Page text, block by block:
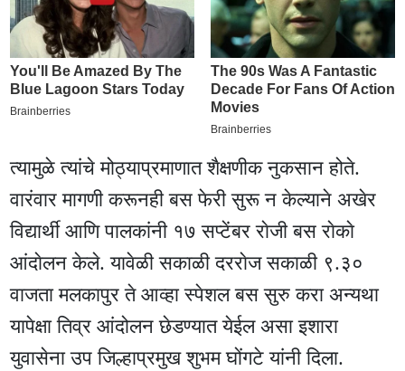
त्यामुळे त्यांचे मोठ्याप्रमाणात शैक्षणीक नुकसान होते.
वारंवार मागणी करूनही बस फेरी सुरू न केल्याने अखेर
विद्यार्थी आणि पालकांनी १७ सप्टेंबर राेजी बस राेकाे
आंदाेलन केले. यावेळी सकाळी दरराेज सकाळी ९.३०
वाजता मलकापुर ते आव्हा स्पेशल बस सुरु करा अन्यथा
यापेक्षा तिव्र आंदोलन छेडण्यात येईल असा इशारा
युवासेना उप जिल्हाप्रमुख शुभम घोंगटे यांनी दिला.